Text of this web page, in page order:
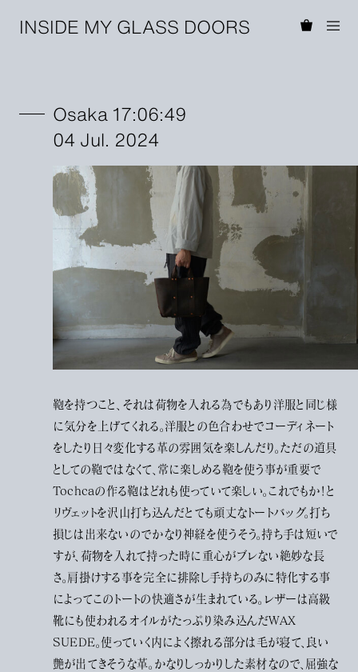
INSIDE MY GLASS DOORS
Osaka 17:06:49
04 Jul. 2024
鞄を持つこと、それは荷物を入れる為でもあり洋服と同じ様
に気分を上げてくれる。洋服との色合わせでコーディネート
をしたり日々変化する革の雰囲気を楽しんだり。ただの道具
としての鞄ではなくて、常に楽しめる鞄を使う事が重要で
Tochcaの作る鞄はどれも使っていて楽しい。これでもか！と
リヴェットを沢山打ち込んだとても頑丈なトートバッグ。打ち
損じは出来ないのでかなり神経を使うそう。持ち手は短いで
すが、荷物を入れて持った時に重心がブレない絶妙な長
さ。肩掛けする事を完全に排除し手持ちのみに特化する事
によってこのトートの快適さが生まれている。レザーは高級
靴にも使われるオイルがたっぷり染み込んだWAX
SUEDE。使っていく内によく擦れる部分は毛が寝て、良い
艶が出てきそうな革。かなりしっかりした素材なので、屈強な